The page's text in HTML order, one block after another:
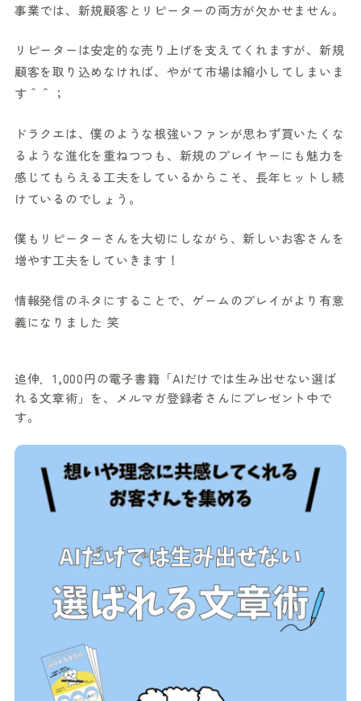
事業では、新規顧客とリピーターの両方が欠かせません。
リピーターは安定的な売り上げを支えてくれますが、新規
顧客を取り込めなければ、やがて市場は縮小してしまいま
す＾＾；
ドラクエは、僕のような根強いファンが思わず買いたくな
るような進化を重ねつつも、新規のプレイヤーにも魅力を
感じてもらえる工夫をしているからこそ、長年ヒットし続
けているのでしょう。
僕もリピーターさんを大切にしながら、新しいお客さんを
増やす工夫をしていきます！
情報発信のネタにすることで、ゲームのプレイがより有意
義になりました 笑
追伸．1,000円の電子書籍「AIだけでは生み出せない選ば
れる文章術」を、メルマガ登録者さんにプレゼント中で
す。